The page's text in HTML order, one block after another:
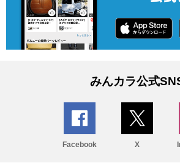
みんカラ公式
Facebook X